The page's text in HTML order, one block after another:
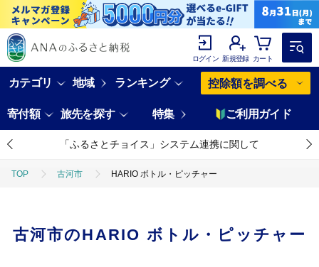
ログイン 新規登録 カート
カテゴリ 地域 ランキング 控除額を調べる
寄付額 旅先を探す 特集 ご利用ガイド
「ふるさとチョイス」システム連携に関して
TOP 古河市 HARIO ボトル・ピッチャー
古河市のHARIO ボトル・ピッチャー